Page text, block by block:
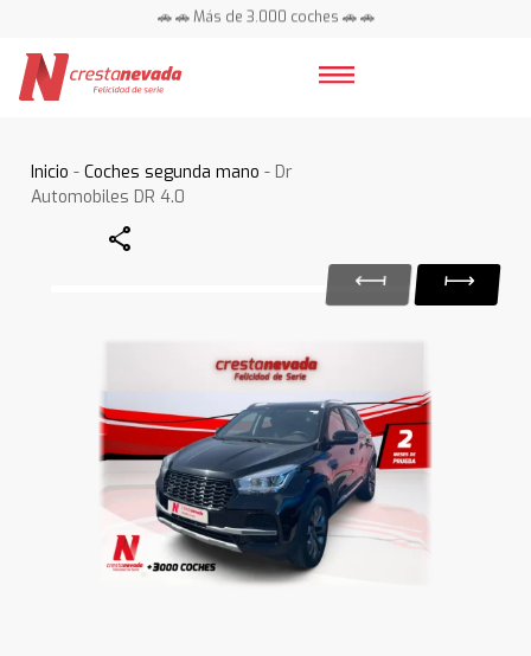
🚗 🚗 Más de 3.000 coches 🚗 🚗
Inicio -Coches segunda mano - Dr
Automobiles DR 4.0
Share